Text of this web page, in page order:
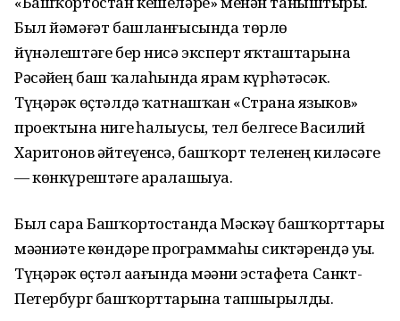
Был йәмәғәт башланғысында төрлө
йүнәлештәге бер нисә эксперт яҡташтарына
Рәсәйҙең баш ҡалаһында ярҙам күрһәтәсәк.
Түңәрәк өҫтәлдә ҡатнашҡан «Страна языков»
проектына нигеҙ һалыусы, тел белгесе Василий
Харитонов әйтеүенсә, башҡорт теленең киләсәге
— көнкүрештәге аралашыуҙа.
Был сара Башҡортостанда Мәскәү башҡорттары
мәҙәниәте көндәре программаһы сиктәрендә уҙҙы.
Түңәрәк өҫтәл аҙағында мәҙәни эстафета Санкт-
Петербург башҡорттарына тапшырылды.